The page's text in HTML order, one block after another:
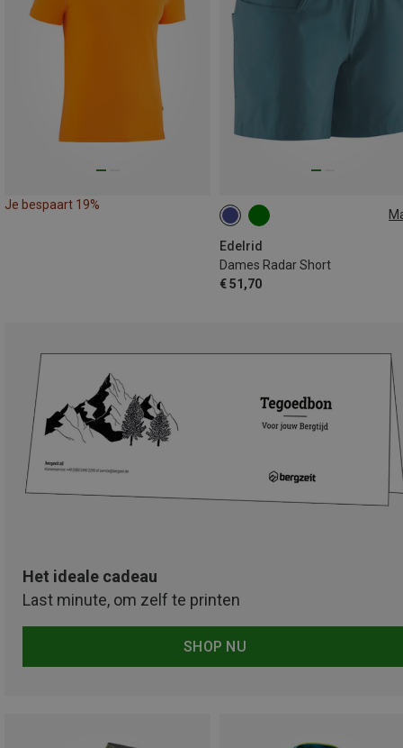
Je bespaart 19%
Edelrid
Dames Radar Short
€ 51,70
XS M
Het ideale cadeau
Last minute, om zelf te printen
SHOP NU